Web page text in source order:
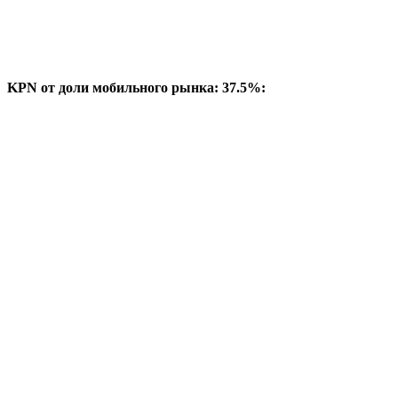
KPN от доли мобильного рынка: 37.5%: